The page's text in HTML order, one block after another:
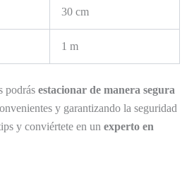
30 cm
1 m
podrás estacionar de manera segura
y garantizando la seguridad
y conviértete en un experto en